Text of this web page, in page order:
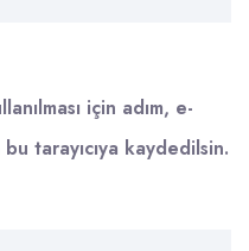
için adım, e-
tarayıcıya kaydedilsin.